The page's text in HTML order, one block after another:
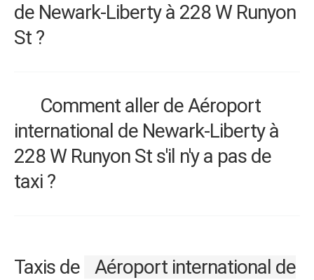
de Newark-Liberty à 228 W Runyon
St ?
Comment aller de Aéroport
international de Newark-Liberty à
228 W Runyon St s'il n'y a pas de
taxi ?
Taxis de
Aéroport international de